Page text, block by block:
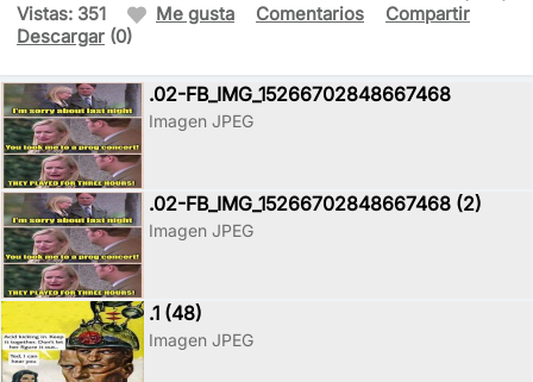
Vistas: 351 Me gusta Comentarios
Compartir
Descargar (0)
.02-FB_IMG_15266702848667468
Imagen JPEG
.02-FB_IMG_15266702848667468 (2)
Imagen JPEG
.1 (48)
Imagen JPEG